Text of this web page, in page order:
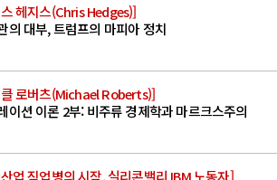
헤지스(Chris Hedges)]
의 대부, 트럼프의 마피아 정치
로버츠(Michael Roberts)]
이션 이론 2부: 비주류 경제학과 마르크스주의
업 직업병의 시작, 실리콘밸리 IBM 노동자]